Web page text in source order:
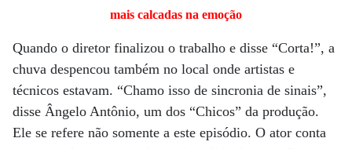
mais calcadas na emoção
Quando o diretor finalizou o trabalho e disse “Corta!”, a
chuva despencou também no local onde artistas e
técnicos estavam. “Chamo isso de sincronia de sinais”,
disse Ângelo Antônio, um dos “Chicos” da produção.
Ele se refere não somente a este episódio. O ator conta